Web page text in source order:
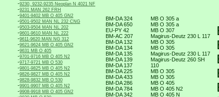
-9230, 9232-9235 Neoplan N 4021 NF
-9231 MAN 262 FRH
-9401-9402 MB O 405 GN2
-9501-9502 MAN NL 232 CNG
-9503-9504 MAN NL 202
-9601-9610 MAN NL 222
-9611-9620 MAN NG 312
-9621-9624 MB O 405 GN2
-9631 MB O 405
-9701-9716 MB O 405 N2
-9717-9721 MB O 530
-9801-9825 MB O 405 N2
-9826-9827 MB O 405 N2
-9828-9832 MB O 530
-9901-9907 MB O 405 N2
-9908-9918 MB O 405 GN2
BM-DA 324
BM-DA 650
EU-PY 42
BM-AC 207
BM-DA 132
BM-DA 134
BM-DA 135
BM-DA 139
BM-DA 137
BM-DA 225
BM-DA 433
BM-DA 286
BM-DA 784
BM-DA 342
MB O 305 a
MB O 305 a
MB O 307
Magirus-Deutz 230 L 117
MB O 305
MB O 305
Magirus-Deutz 230 L 117
Magirus-Deutz 260 SH
110
MB O 305
MB O 305
MB O 405
MB O 405 N2
MB O 405 N